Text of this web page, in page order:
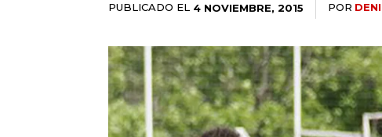
PUBLICADO EL 4 NOVIEMBRE, 2015 POR